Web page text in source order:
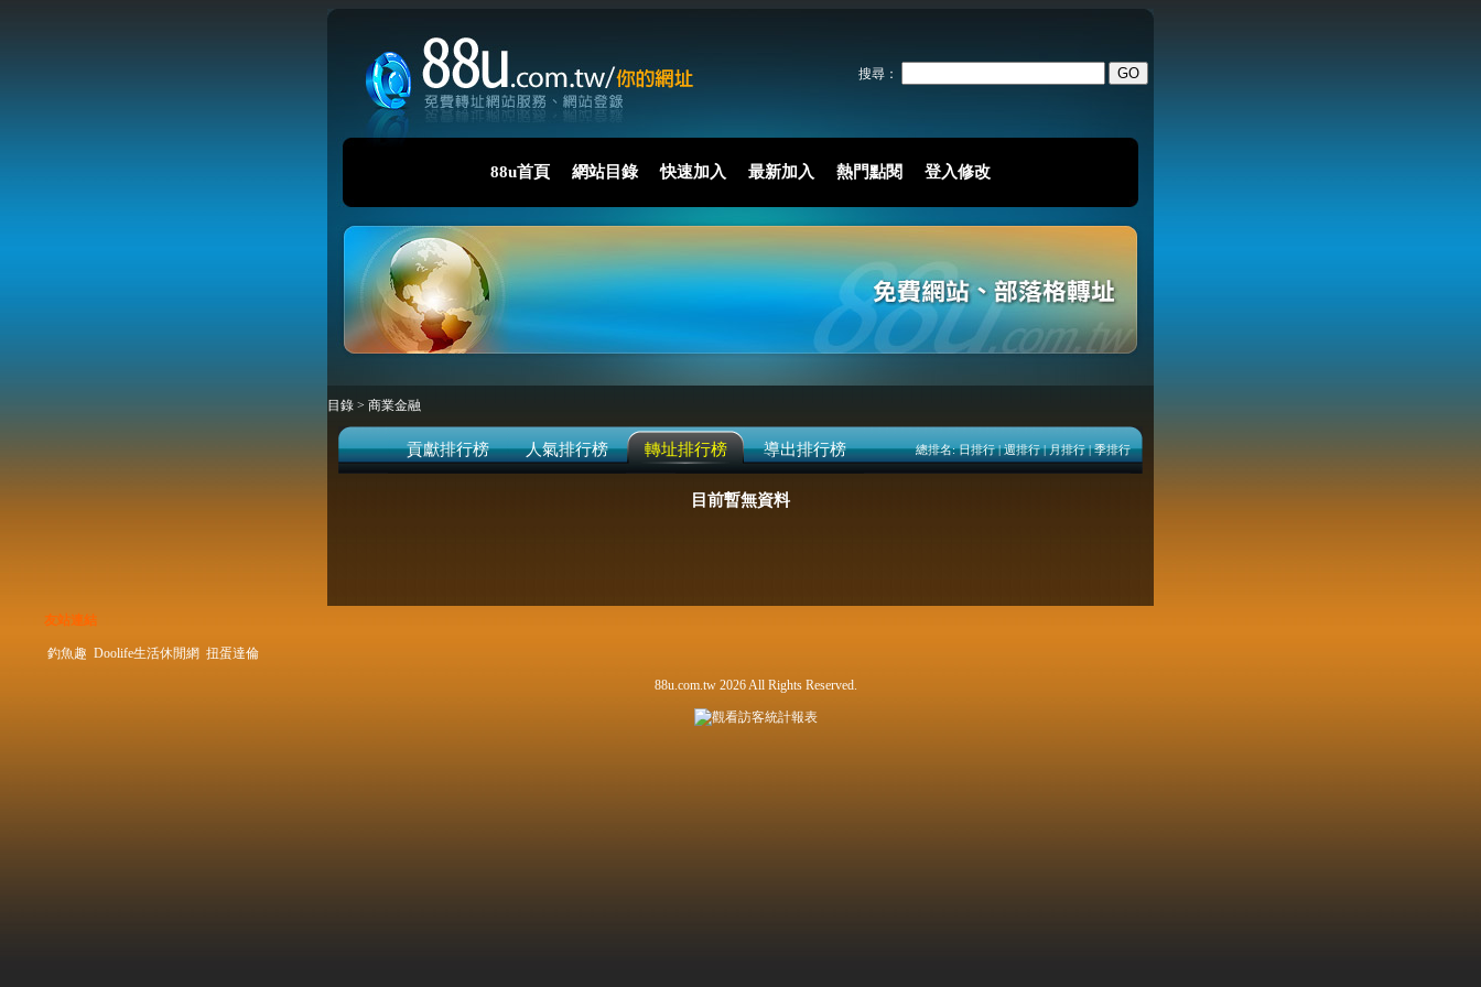
搜尋：
88u首頁 網站目錄 快速加入 最新加入 熱門點閱 登入修改
目錄 > 商業金融
貢獻排行榜 人氣排行榜 轉址排行榜 導出排行榜 總排名:日排行|週排行|月排行|季排行
目前暫無資料
友站連結
釣魚趣 Doolife生活休閒網 扭蛋達倫
88u.com.tw 2026 All Rights Reserved.